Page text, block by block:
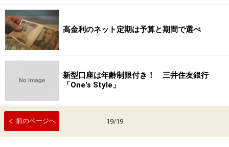
高金利のネット定期は予算と期間で選べ
新型口座は年齢制限付き！ 三井住友銀行
「One's Style」
前のページへ 19/19